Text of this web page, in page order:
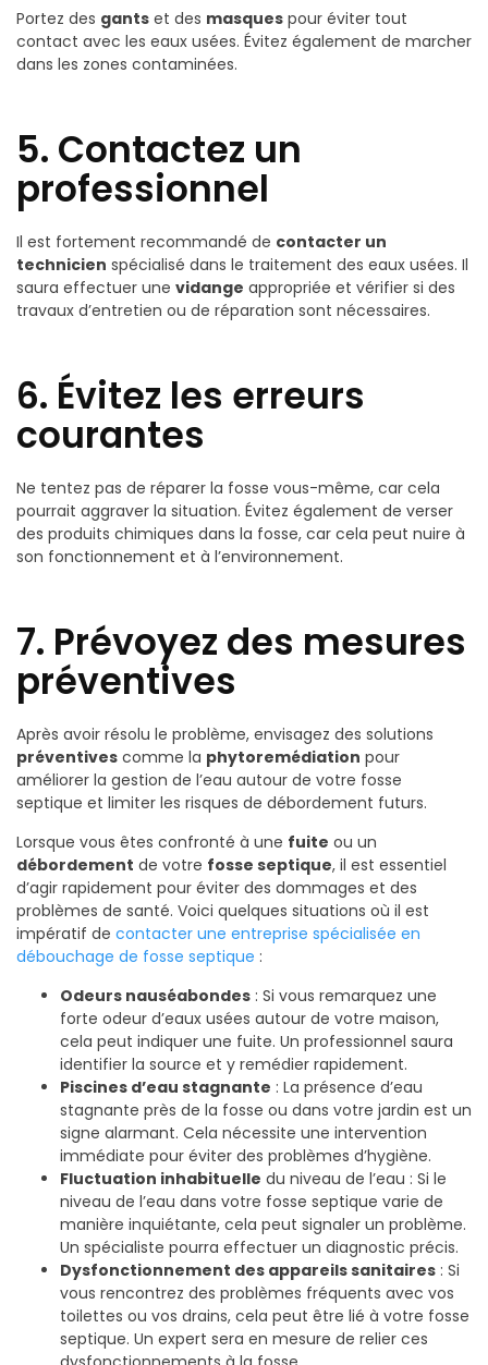
Portez des gants et des masques pour éviter tout
contact avec les eaux usées. Évitez également de marcher
dans les zones contaminées.
5. Contactez un
professionnel
Il est fortement recommandé de contacter un
technicien spécialisé dans le traitement des eaux usées. Il
saura effectuer une vidange appropriée et vérifier si des
travaux d’entretien ou de réparation sont nécessaires.
6. Évitez les erreurs
courantes
Ne tentez pas de réparer la fosse vous-même, car cela
pourrait aggraver la situation. Évitez également de verser
des produits chimiques dans la fosse, car cela peut nuire à
son fonctionnement et à l’environnement.
7. Prévoyez des mesures
préventives
Après avoir résolu le problème, envisagez des solutions
préventives comme la phytoremédiation pour
améliorer la gestion de l’eau autour de votre fosse
septique et limiter les risques de débordement futurs.
Lorsque vous êtes confronté à une fuite ou un
débordement de votre fosse septique, il est essentiel
d’agir rapidement pour éviter des dommages et des
problèmes de santé. Voici quelques situations où il est
impératif de contacter une entreprise spécialisée en
débouchage de fosse septique :
Odeurs nauséabondes : Si vous remarquez une
forte odeur d’eaux usées autour de votre maison,
cela peut indiquer une fuite. Un professionnel saura
identifier la source et y remédier rapidement.
Piscines d’eau stagnante : La présence d’eau
stagnante près de la fosse ou dans votre jardin est un
signe alarmant. Cela nécessite une intervention
immédiate pour éviter des problèmes d’hygiène.
Fluctuation inhabituelle du niveau de l’eau : Si le
niveau de l’eau dans votre fosse septique varie de
manière inquiétante, cela peut signaler un problème.
Un spécialiste pourra effectuer un diagnostic précis.
Dysfonctionnement des appareils sanitaires : Si
vous rencontrez des problèmes fréquents avec vos
toilettes ou vos drains, cela peut être lié à votre fosse
septique. Un expert sera en mesure de relier ces